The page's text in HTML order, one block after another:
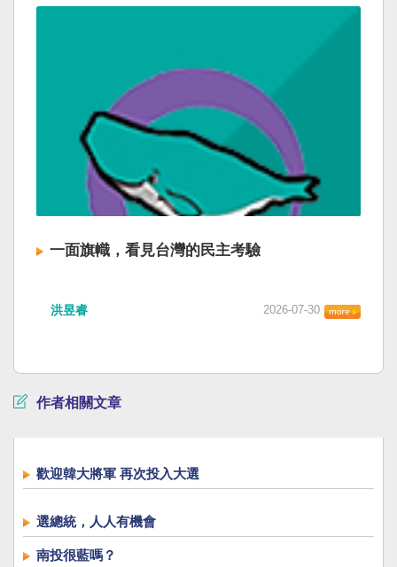
一面旗幟，看見台灣的民主考驗
洪昱睿 2026-07-30
作者相關文章
歡迎韓大將軍 再次投入大選
選總統，人人有機會
南投很藍嗎？